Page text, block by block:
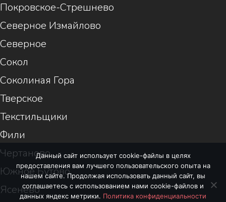
Покровское-Стрешнево
Северное Измайлово
Северное
Сокол
Соколиная Гора
Тверское
Текстильщики
Фили
Чертаново
Южное Бутово
Ясенево
Данный сайт использует cookie-файлы в целях
предоставления вам лучшего пользовательского опыта на
нашем сайте. Продолжая использовать данный сайт, вы
соглашаетесь с использованием нами cookie-файлов и
данных яндекс метрики. Политика конфиденциальности